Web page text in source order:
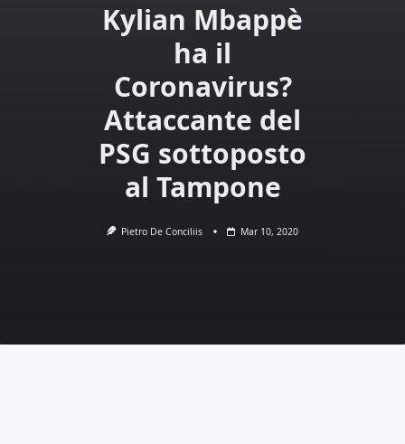
Kylian Mbappè
ha il
Coronavirus?
Attaccante del
PSG sottoposto
al Tampone
Pietro De Conciliis Mar 10, 2020